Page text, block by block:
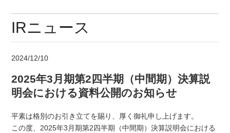
IRニュース
2024/12/10
2025年3月期第2四半期（中間期）決算説
明会における資料公開のお知らせ
平素は格別のお引き立てを賜り、厚く御礼申し上げます。
この度、2025年3月期第2四半期（中間期）決算説明会における